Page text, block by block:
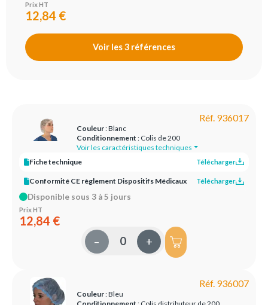
Prix HT
12,84 €
Voir les 3 références
Réf. 936017
Couleur: Blanc
Conditionnement : Colis de 200
Voir les caractéristiques techniques
Fiche technique
Télécharger
Conformité CE règlement Dispositifs Médicaux Télécharger
Disponible sous 3 à 5 jours
Prix HT
12,84 €
– +
Réf. 936007
Couleur: Bleu